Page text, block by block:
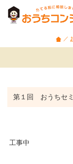
県・
第１回 おうちセ
工事中